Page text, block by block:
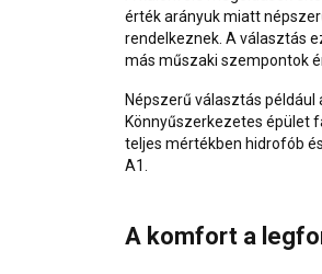
érték arányuk miatt
rendelkeznek. A választás
más műszaki szempontok
Népszerű választás például
Könnyűszerkezetes épület
teljes mértékben hidrofób
A1.
A komfort a